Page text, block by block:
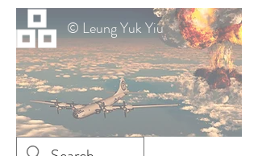
© Leung Yuk Yiu